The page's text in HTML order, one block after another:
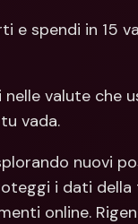
e spendi in 15
valute che
vada.
i dati della
online.